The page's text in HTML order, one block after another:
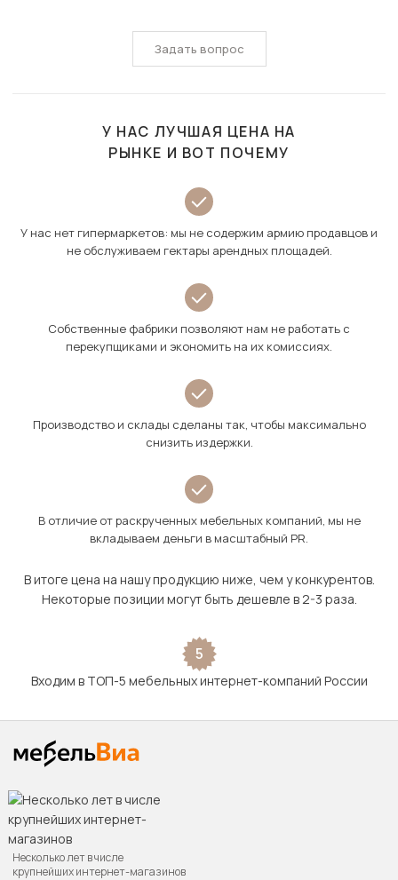
Задать вопрос
У НАС ЛУЧШАЯ ЦЕНА НА
РЫНКЕ И ВОТ ПОЧЕМУ
У нас нет гипермаркетов: мы не содержим армию продавцов и
не обслуживаем гектары арендных площадей.
Собственные фабрики позволяют нам не работать с
перекупщиками и экономить на их комиссиях.
Производство и склады сделаны так, чтобы максимально
снизить издержки.
В отличие от раскрученных мебельных компаний, мы не
вкладываем деньги в масштабный PR.
В итоге цена на нашу продукцию ниже, чем у конкурентов.
Некоторые позиции могут быть дешевле в 2-3 раза.
5
Входим в ТОП-5 мебельных интернет-компаний России
Несколько лет в числе
крупнейших интернет-магазинов